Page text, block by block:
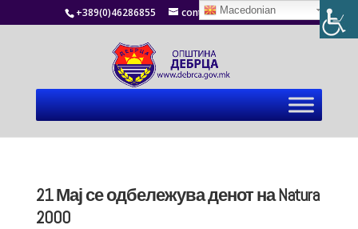
+389(0)46286855 contact@debrca.gov.mk
21 Мај се одбележува денот на Natura
2000
Macedonian